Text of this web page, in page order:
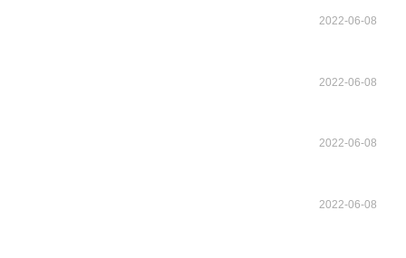
2022-06-08
2022-06-08
2022-06-08
2022-06-08